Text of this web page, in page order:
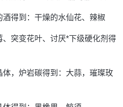
得到：干燥的水仙花、辣椒
突变花叶、讨厌*下级硬化剂得
，炉岩碳得到：大蒜，璀璨玫